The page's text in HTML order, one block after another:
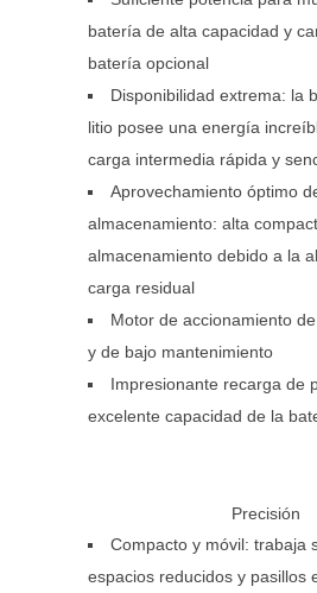
batería de alta capacidad y
batería opcional
Disponibilidad extrema: la
litio posee una energía
carga intermedia rápida y
Aprovechamiento óptimo
almacenamiento: alta
almacenamiento debido a la
carga residual
Motor de accionamiento
y de bajo mantenimiento
Impresionante recarga de
excelente capacidad de la
Precisión
Compacto y móvil: trabaja
espacios reducidos y pasillos